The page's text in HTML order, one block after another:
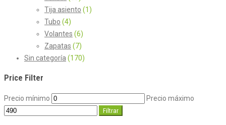
Tija asiento (1)
Tubo (4)
Volantes (6)
Zapatas (7)
Sin categoría (170)
Price Filter
Precio mínimo Precio máximo
Filtrar